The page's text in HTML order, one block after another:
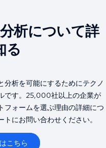
析について詳
る
析を可能にするためにテクノ
です。25,000社以上の企業が
ォームを選ぶ理由の詳細につ
にお問い合わせください。
こちら